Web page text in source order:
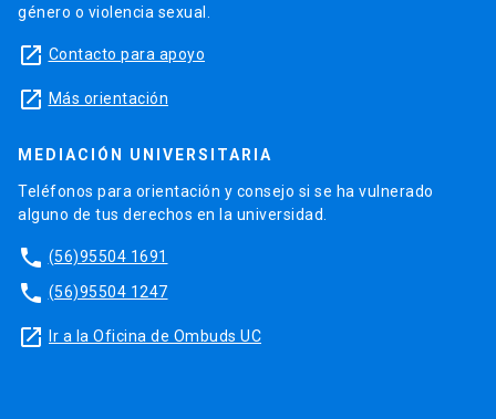
género o violencia sexual.
launch Contacto para apoyo
launch Más orientación
MEDIACIÓN UNIVERSITARIA
Teléfonos para orientación y consejo si se ha vulnerado
alguno de tus derechos en la universidad.
phone (56)95504 1691
phone (56)95504 1247
launch Ir a la Oficina de Ombuds UC